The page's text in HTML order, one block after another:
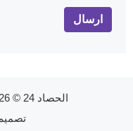
الحصاد 24
© 2026 جميع الحقوق محفوظة.